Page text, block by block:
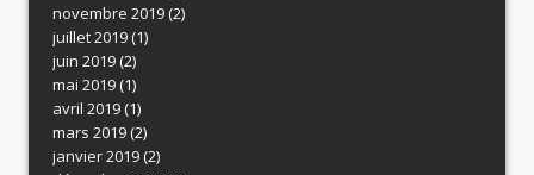
novembre 2019(2)
juillet 2019(1)
juin 2019(2)
mai 2019(1)
avril 2019(1)
mars 2019(2)
janvier 2019(2)